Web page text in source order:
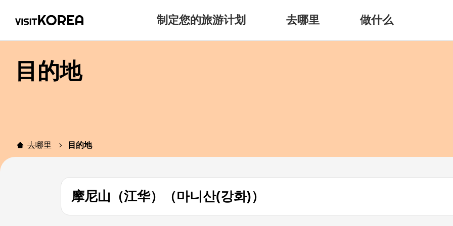
制定您的旅游计划 去哪里 做什么
目的地
去哪里 目的地
摩尼山（江华）（마니산(강화)）